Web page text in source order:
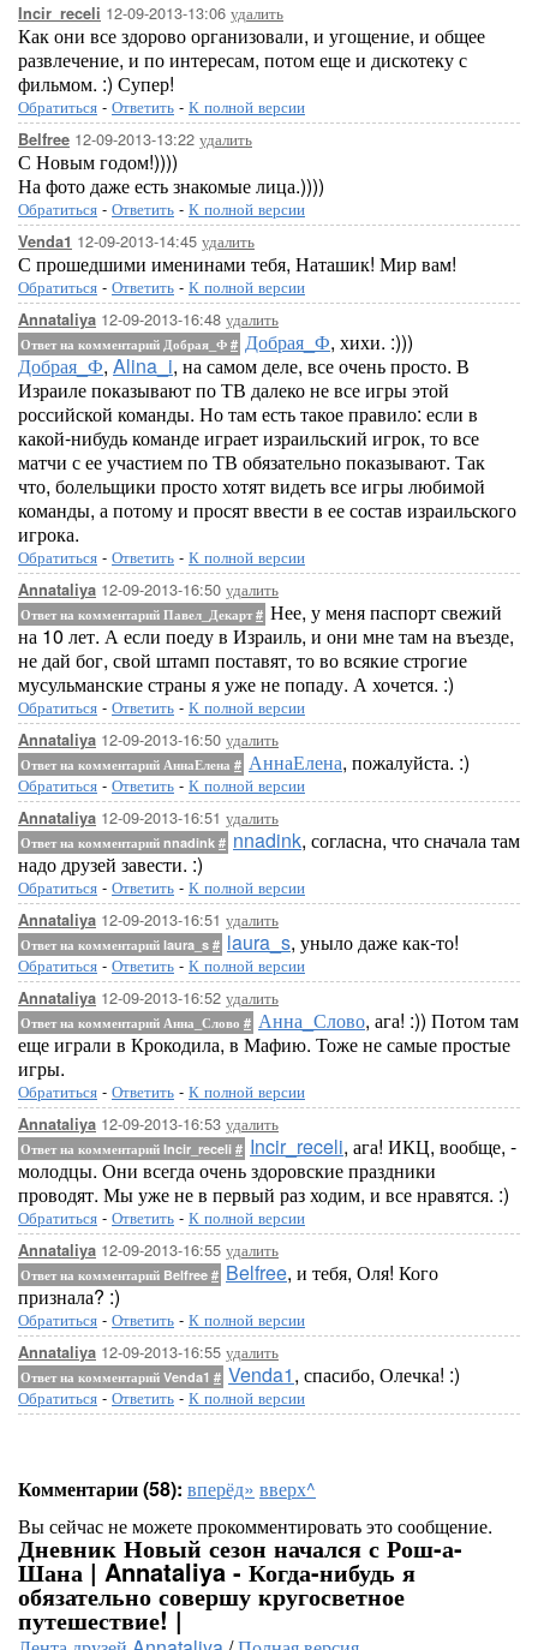
Incir_receli 12-09-2013-13:06 удалить
Как они все здорово организовали, и угощение, и общее
развлечение, и по интересам, потом еще и дискотеку с
фильмом. :) Супер!
Обратиться - Ответить - К полной версии
Belfree 12-09-2013-13:22 удалить
С Новым годом!))))
На фото даже есть знакомые лица.))))
Обратиться - Ответить - К полной версии
Venda1 12-09-2013-14:45 удалить
С прошедшими именинами тебя, Наташик! Мир вам!
Обратиться - Ответить - К полной версии
Annataliya 12-09-2013-16:48 удалить
Ответ на комментарий Добрая_Ф # Добрая_Ф, хихи. :)))
Добрая_Ф, Alina_i, на самом деле, все очень просто. В
Израиле показывают по ТВ далеко не все игры этой
российской команды. Но там есть такое правило: если в
какой-нибудь команде играет израильский игрок, то все
матчи с ее участием по ТВ обязательно показывают. Так
что, болельщики просто хотят видеть все игры любимой
команды, а потому и просят ввести в ее состав израильского
игрока.
Обратиться - Ответить - К полной версии
Annataliya 12-09-2013-16:50 удалить
Ответ на комментарий Павел_Декарт# Нее, у меня паспорт свежий
на 10 лет. А если поеду в Израиль, и они мне там на въезде,
не дай бог, свой штамп поставят, то во всякие строгие
мусульманские страны я уже не попаду. А хочется. :)
Обратиться - Ответить - К полной версии
Annataliya 12-09-2013-16:50 удалить
Ответ на комментарий АннаЕлена # АннаЕлена, пожалуйста. :)
Обратиться - Ответить - К полной версии
Annataliya 12-09-2013-16:51 удалить
Ответ на комментарий nnadink # nnadink, согласна, что сначала там
надо друзей завести. :)
Обратиться - Ответить - К полной версии
Annataliya 12-09-2013-16:51 удалить
Ответ на комментарий laura_s # laura_s, уныло даже как-то!
Обратиться - Ответить - К полной версии
Annataliya 12-09-2013-16:52 удалить
Ответ на комментарий Анна_Слово # Анна_Слово, ага! :)) Потом там
еще играли в Крокодила, в Мафию. Тоже не самые простые
игры.
Обратиться - Ответить - К полной версии
Annataliya 12-09-2013-16:53 удалить
Ответ на комментарий Incir_receli # Incir_receli, ага! ИКЦ, вообще, -
молодцы. Они всегда очень здоровские праздники
проводят. Мы уже не в первый раз ходим, и все нравятся. :)
Обратиться - Ответить - К полной версии
Annataliya 12-09-2013-16:55 удалить
Ответ на комментарий Belfree # Belfree, и тебя, Оля! Кого
признала? :)
Обратиться - Ответить - К полной версии
Annataliya 12-09-2013-16:55 удалить
Ответ на комментарий Venda1 # Venda1, спасибо, Олечка! :)
Обратиться - Ответить - К полной версии
Комментарии (58): вперёд» вверх^
Вы сейчас не можете прокомментировать это сообщение.
Дневник Новый сезон начался с Рош-а-
Шана | Annataliya - Когда-нибудь я
обязательно совершу кругосветное
путешествие! |